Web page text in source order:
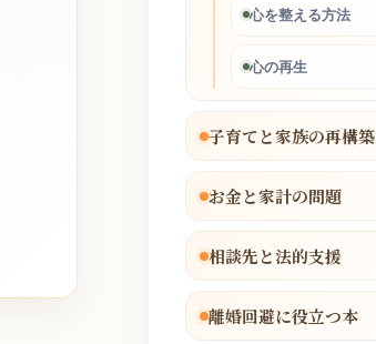
心を整える方法
心の再生
子育てと家族の再構築
お金と家計の問題
相談先と法的支援
離婚回避に役立つ本